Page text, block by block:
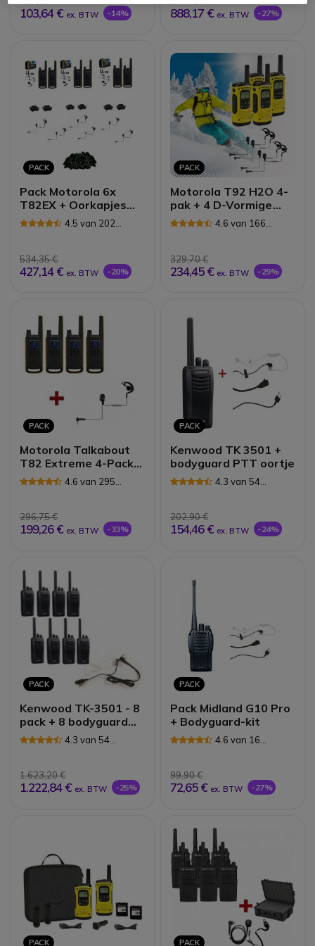
103,64 € ex. BTW -14% 888,17 € ex. BTW -27%
PACK
Pack Motorola 6x
T82EX + Oorkapjes
headset +
Oorkussens +
4.5 van 202
534,35 €
427,14 € ex. BTW -20%
PACK
Motorola T92 H2O 4-
pak + 4 D-Vormige
Oorstukken4.6 van 166
329,70 €
234,45 € ex. BTW -29%
PACK
Motorola Talkabout
T82 Extreme 4-Pack +
4x Oorschelp Headset
4.6 van 295
296,75 €
199,26 € ex. BTW -33%
PACK
Kenwood TK 3501 +
bodyguard PTT oortje
4.3 van 54
202,90 €
154,46 € ex. BTW -24%
PACK
Kenwood TK-3501 - 8
pack + 8 bodyguard
PTT oortjes4.3 van 54
1.623,20 €
1.222,84 € ex. BTW -25%
PACK
Pack Midland G10 Pro
+ Bodyguard-kit
4.6 van 16
99,90 €
72,65 € ex. BTW -27%
PACK PACK